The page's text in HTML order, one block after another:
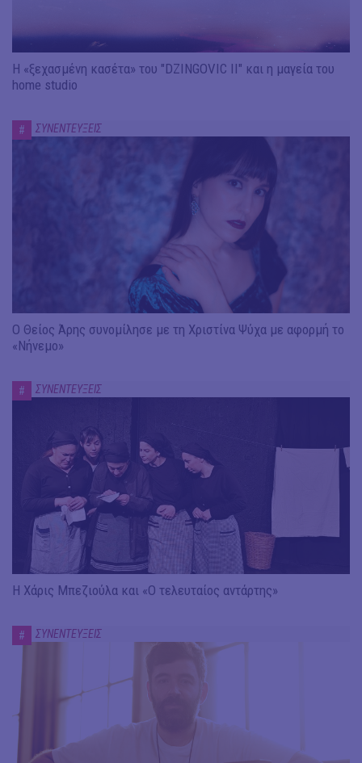
Η «ξεχασμένη κασέτα» του "DZINGOVIC II" και η μαγεία του
home studio
# ΣΥΝΕΝΤΕΥΞΕΙΣ
Ο Θείος Άρης συνομίλησε με τη Χριστίνα Ψύχα με αφορμή το
«Νήνεμο»
# ΣΥΝΕΝΤΕΥΞΕΙΣ
Η Χάρις Μπεζιούλα και «Ο τελευταίος αντάρτης»
# ΣΥΝΕΝΤΕΥΞΕΙΣ